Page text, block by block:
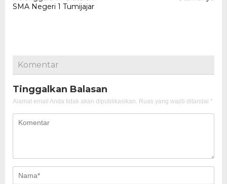
SMA Negeri 1 Tumijajar
Komentar
Tinggalkan Balasan
Alamat email Anda tidak akan dipublikasikan. Ruas yang wajib ditandai *